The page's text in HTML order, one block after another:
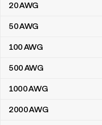
20AWG
50AWG
100AWG
500AWG
1000AWG
2000AWG